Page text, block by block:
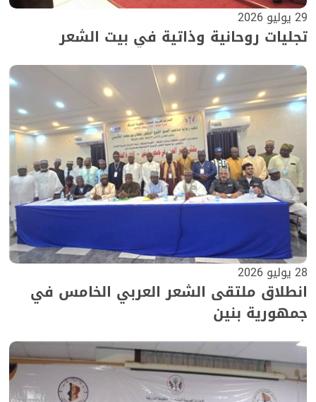
29 يوليو 2026
تجليات روحانية وذاتية في بيت الشعر
28 يوليو 2026
انطلاق ملتقى الشعر العربي الخامس في
جمهورية بنين